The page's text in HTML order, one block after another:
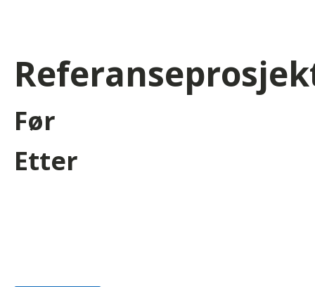
Før
Etter